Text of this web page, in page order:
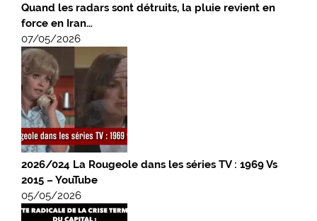
Quand les radars sont détruits, la pluie revient en
force en Iran…
07/05/2026
2026/024 La Rougeole dans les séries TV : 1969 Vs
2015 – YouTube
05/05/2026